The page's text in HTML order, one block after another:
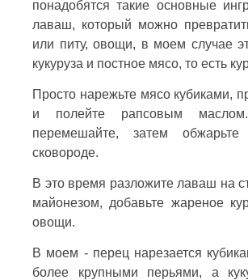
понадобятся такие основные
лаваш, который можно
или питу, овощи, в моем случае
кукуруза и постное мясо, то есть
Просто нарежьте мясо кубиками,
и полейте рапсовым
перемешайте, затем
сковороде.
В это время разложите лаваш на
майонезом, добавьте жареное
овощи.
В моем - перец нарезается
более крупными перьями, а